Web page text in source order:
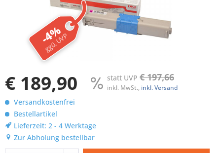
-4%
ggü. UVP
€ 189,90 statt UVP € 197,66
inkl. MwSt., inkl. Versand
Versandkostenfrei
Bestellartikel
Lieferzeit: 2 - 4 Werktage
Zur Abholung bestellbar